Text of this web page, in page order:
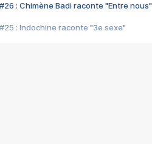
#26 : Chimène Badi raconte "Entre nous"
#25 : Indochine raconte "3e sexe"